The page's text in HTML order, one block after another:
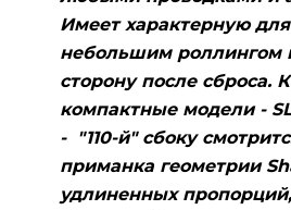
Имеет характерную
небольшим роллингом
сторону после сброса.
компактные модели -
- "110-й" сбоку
приманка геометрии
удлиненных